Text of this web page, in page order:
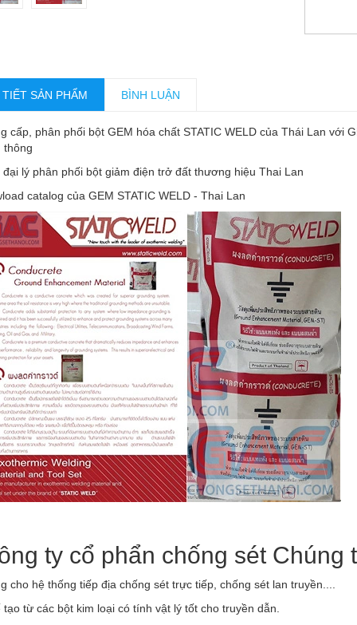
TỦ CẮT LỌC SÉT LAN TRUYỀN
SẢN PHẨM BÌNH LUẬN
cấp, phân phối bột GEM hóa chất STATIC WELD của Thái Lan với
thông
đại lý phân phối bột giảm điện trở đất thương hiệu Thai Lan
catalog của GEM STATIC WELD - Thai Lan
ty cổ phẩn chống sét Chúng
cho hệ thống tiếp địa chống sét trực tiếp, chống sét lan truyền....
tạo từ các bột kim loại có tính vật lý tốt cho truyền dẫn.